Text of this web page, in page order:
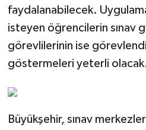
faydalanabilecek.
isteyen öğrencilerin sınav
görevlilerinin ise
göstermeleri yeterli
Büyükşehir, sınav